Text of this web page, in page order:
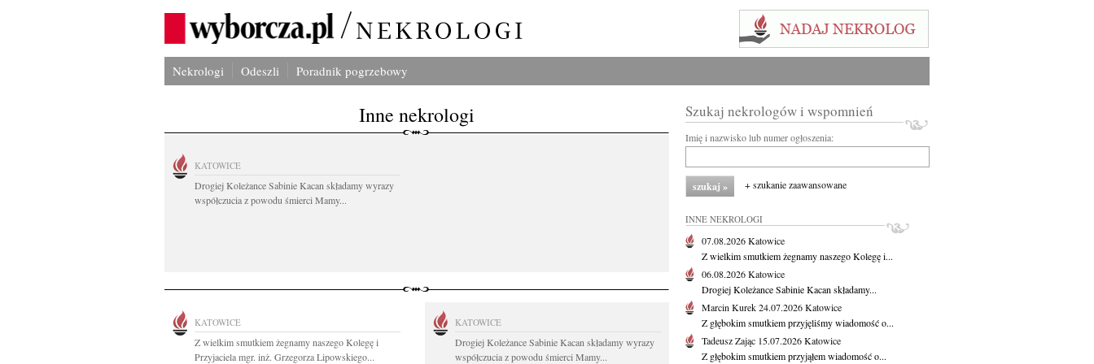
Nekrologi Odeszli Poradnik pogrzebowy
Inne nekrologi
KATOWICE
Drogiej Koleżance Sabinie Kacan składamy wyrazy
współczucia z powodu śmierci Mamy...
KATOWICE
Z wielkim smutkiem żegnamy naszego Kolegę i
Przyjaciela mgr. inż. Grzegorza Lipowskiego...
KATOWICE
Drogiej Koleżance Sabinie Kacan składamy wyrazy
współczucia z powodu śmierci Mamy...
Szukaj nekrologów i wspomnień
Imię i nazwisko lub numer ogłoszenia:
+ szukanie zaawansowane
INNE NEKROLOGI
07.08.2026Katowice
Z wielkim smutkiem żegnamy naszego Kolegę i...
06.08.2026Katowice
Drogiej Koleżance Sabinie Kacan składamy...
Marcin Kurek24.07.2026Katowice
Z głębokim smutkiem przyjęliśmy wiadomość o...
Tadeusz Zając 15.07.2026Katowice
Z głębokim smutkiem przyjąłem wiadomość o...